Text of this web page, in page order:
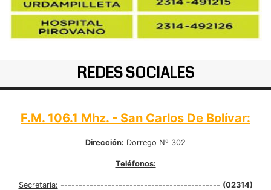
REDES SOCIALES
F.M. 106.1 Mhz. - San Carlos De Bolívar:
Dirección: Dorrego Nº 302
Teléfonos:
Secretaría: -------------------------------------------- (02314)